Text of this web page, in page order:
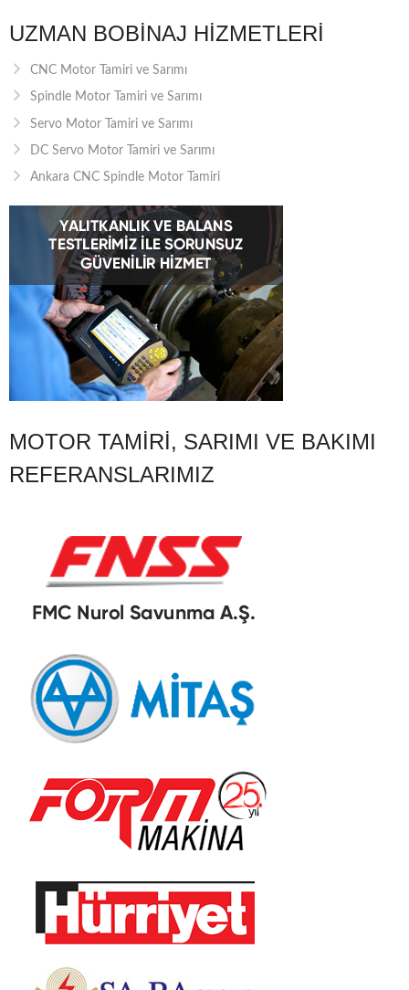
UZMAN BOBINAJ HIZMETLERI
CNC Motor Tamiri ve Sarımı
Spindle Motor Tamiri ve Sarımı
Servo Motor Tamiri ve Sarımı
DC Servo Motor Tamiri ve Sarımı
Ankara CNC Spindle Motor Tamiri
MOTOR TAMIRI, SARIMI VE BAKIMI
REFERANSLARIMIZ